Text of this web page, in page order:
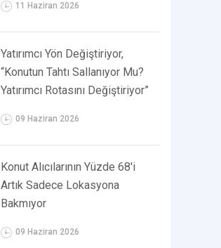
11 Haziran 2026
Yatırımcı Yön Değiştiriyor,
“Konutun Tahtı Sallanıyor Mu?
Yatırımcı Rotasını Değiştiriyor”
09 Haziran 2026
Konut Alıcılarının Yüzde 68'i
Artık Sadece Lokasyona
Bakmıyor
09 Haziran 2026